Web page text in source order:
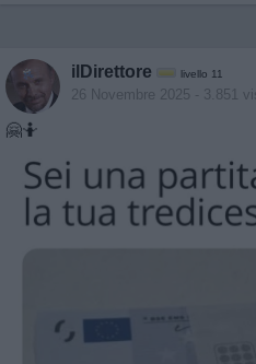
ilDirettore livello 11
26 Novembre 2025 - 3.851
🤗🤷